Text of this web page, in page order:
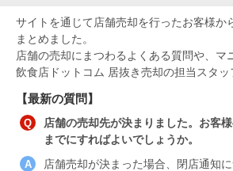
サイトを通じて店舗売却を行ったお客様か
まとめました。
店舗の売却にまつわるよくある質問や、マ
飲食店ドットコム 居抜き売却の担当スタッ
【最新の質問】
店舗の売却先が決まりました。お客
までにすればよいでしょうか。
店舗売却が決まった場合、閉店通知